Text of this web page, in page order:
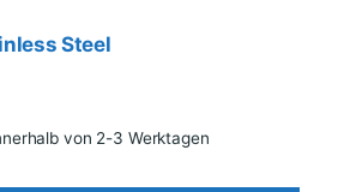
Steel
von 2-3 Werktagen